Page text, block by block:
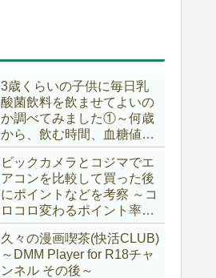
3歳くらいの子供に毎日乳
酸菌飲料を飲ませてよいの
か調べてみました①～何歳
から、飲む時間、血糖値ス
パイク～
ビックカメラとコジマでエ
アコンを比較して買った後
にポイントなどを考察 ～コ
ロコロ変わるポイント率に
注意＆株主優待券はポイン
ト率が低い時に使うべし～
久々の漫画喫茶(快活CLUB)
～DMM Player for R18チャ
ンネル その後～